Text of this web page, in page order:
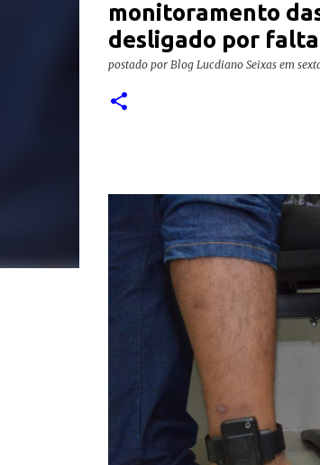
monitoramento
desligado por
postado por Blog Lucdiano Seixas em